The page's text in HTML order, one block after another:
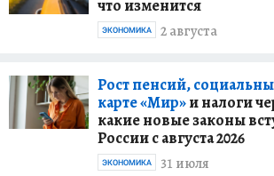
что изменится
2 августа
ЭКОНОМИКА
Рост пенсий,
карте «Мир»и налоги
какие новые законы
России с августа 2026
31 июля
ЭКОНОМИКА